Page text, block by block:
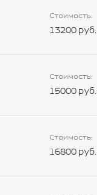
Стоимость:
13200 руб.
Стоимость:
15000 руб.
Стоимость:
16800 руб.